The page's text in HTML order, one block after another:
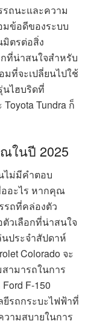
ถนะและความ
มข้อดีของระบบ
มิตรต่อสิ่ง
ที่น่าสนใจสำหรับ
มที่จะเปลี่ยนไปใช้
นไฮบริดที่
Tundra ก็
ในปี 2025
ไม่มีคำตอบ
อะไร หากคุณ
รถที่คล่องตัว
วเลือกที่น่าสนใจ
ประจำสัปดาห์
Colorado จะ
ามารถในการ
F-150
ยีรถกระบะไฟฟ้าที่
ามสบายในการ